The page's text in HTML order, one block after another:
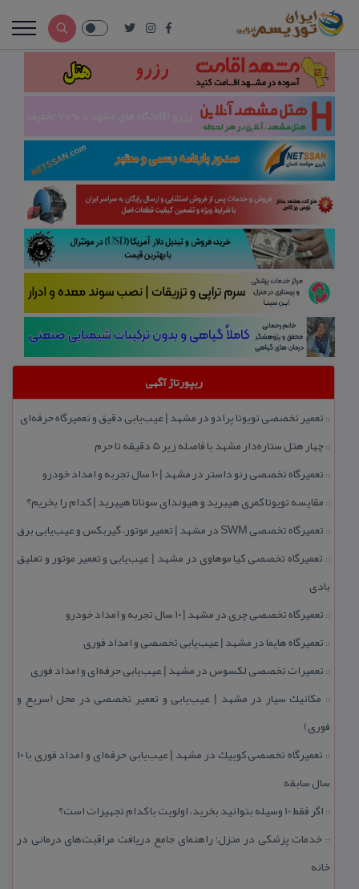
ریپورتاژ آگهی
:: تعمیر تخصصی تویوتا پرادو در مشهد | عیب‌یابی دقیق و تعمیرگاه حرفه‌ای
::چهار هتل‌ ستاره‌دار مشهد با فاصله زیر 5 دقیقه تا حرم
:: تعمیرگاه تخصصی رنو داستر در مشهد | ۱۰ سال تجربه و امداد خودرو
:: مقایسه تویوتا كمری هیبرید و هیوندای سوناتا هیبرید | كدام را بخریم؟
:: تعمیرگاه تخصصی SWM در مشهد | تعمیر موتور، گیربكس و عیب‌یابی برق
:: تعمیرگاه تخصصی كیا موهاوی در مشهد | عیب‌یابی و تعمیر موتور و تعلیق
بادی
:: تعمیرگاه تخصصی چری در مشهد | ۱۰ سال تجربه و امداد خودرو
:: تعمیرگاه هایما در مشهد | عیب‌یابی تخصصی و امداد فوری
:: تعمیرات تخصصی لكسوس در مشهد | عیب‌یابی حرفه‌ای و امداد فوری
:: مكانیك سیار در مشهد | عیب‌یابی و تعمیر تخصصی در محل (سریع و
فوری)
::
تعمیرگاه تخصصی كوییك در مشهد | عیب‌یابی حرفه‌ای و امداد فوری با ۱۰
سال سابقه
:: اگر فقط 10 وسیله بتوانید بخرید، اولویت با كدام تجهیزات است؟
:: خدمات پزشكی در منزل؛ راهنمای جامع دریافت مراقبت‌های درمانی در
خانه